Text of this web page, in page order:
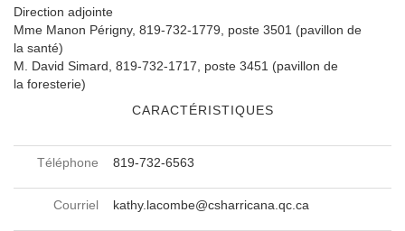
Direction adjointe
Mme Manon Périgny, 819-732-1779, poste 3501 (pavillon de
la santé)
M. David Simard, 819-732-1717, poste 3451 (pavillon de
la foresterie)
CARACTÉRISTIQUES
Téléphone 819-732-6563
Courriel kathy.lacombe@csharricana.qc.ca